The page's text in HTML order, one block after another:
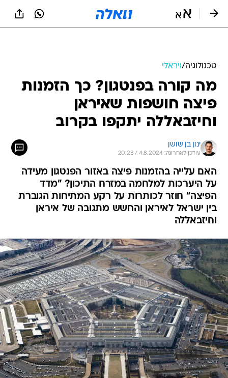
טכנולוגיה/ ויראלי
מה קורה בפנטגון? כך הזמנות
פיצה חושפות שאיראן
וחיזבאללה יתקפו בקרוב
ינון בן שושן
עודכן לאחרונה: 4.8.2024 / 20:23
האם עלייה בהזמנות פיצה באזור הפנטגון מעידה
על היערכות למלחמה במזרח התיכון? "מדד
הפיצה" חוזר לכותרות על רקע המתיחות הגוברת
בין ישראל לאיראן והחשש מתגובה של איראן
וחיזבאללה